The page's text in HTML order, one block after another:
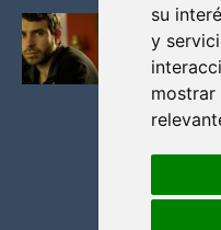
su
y
mostrar
BLACK
LA CRITICA
Mayo 17, 2012